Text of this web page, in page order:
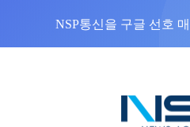
NSP통신을 구글 선호